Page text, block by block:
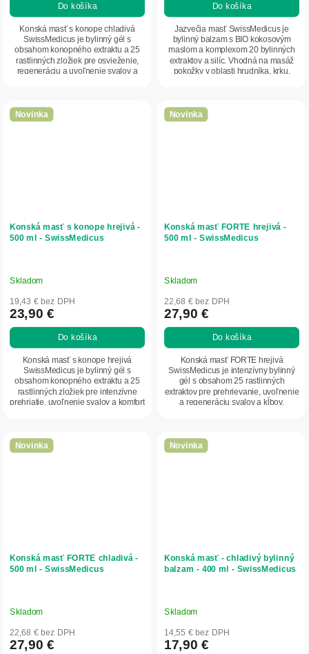
Do košíka
Konská masť s konope chladivá
SwissMedicus je bylinný gél s
obsahom konopného extraktu a 25
rastlinných zložiek pre osvieženie,
regeneráciu a uvoľnenie svalov a
Do košíka
Jazvečia masť SwissMedicus je
bylinný balzam s BIO kokosovým
maslom a komplexom 20 bylinných
extraktov a silíc. Vhodná na masáž
pokožky v oblasti hrudníka, krku,
Novinka
Konská masť s konope hrejivá -
500 ml - SwissMedicus
Skladom
19,43 € bez DPH
23,90 €
Do košíka
Konská masť s konope hrejivá
SwissMedicus je bylinný gél s
obsahom konopného extraktu a 25
rastlinných zložiek pre intenzívne
prehriatie, uvoľnenie svalov a komfort
Novinka
Konská masť FORTE hrejivá -
500 ml - SwissMedicus
Skladom
22,68 € bez DPH
27,90 €
Do košíka
Konská masť FORTE hrejivá
SwissMedicus je intenzívny bylinný
gél s obsahom 25 rastlinných
extraktov pre prehrievanie, uvoľnenie
a regeneráciu svalov a kĺbov.
Novinka
Konská masť FORTE chladivá -
500 ml - SwissMedicus
Skladom
22,68 € bez DPH
27,90 €
Novinka
Konská masť - chladivý bylinný
balzam - 400 ml - SwissMedicus
Skladom
14,55 € bez DPH
17,90 €